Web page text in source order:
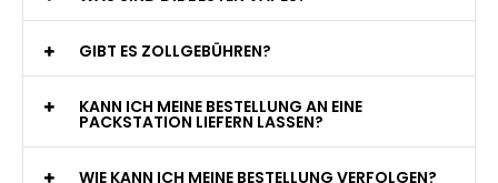
GIBT ES ZOLLGEBÜHREN?
KANN ICH MEINE BESTELLUNG AN EINE
PACKSTATION LIEFERN LASSEN?
WIE KANN ICH MEINE BESTELLUNG VERFOLGEN?